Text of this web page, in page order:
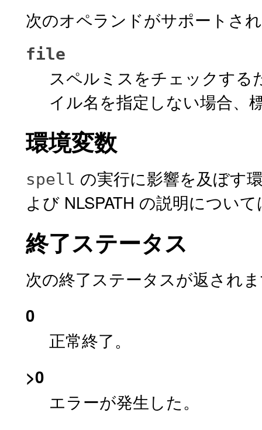
次のオペランドがサポートさ
file
スペルミスをチェックす
イル名を指定しない場合、
環境変数
spell の実行に影響を及ぼす
よび NLSPATH の説明につい
終了ステータス
次の終了ステータスが返され
0
正常終了。
>0
エラーが発生した。